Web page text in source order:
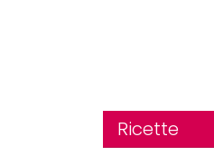
Ricette